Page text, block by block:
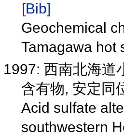
[Bib]
Geochemical
Tamagawa hot
1997: 西南北海道
含有物, 安定同
Acid sulfate
southwestern